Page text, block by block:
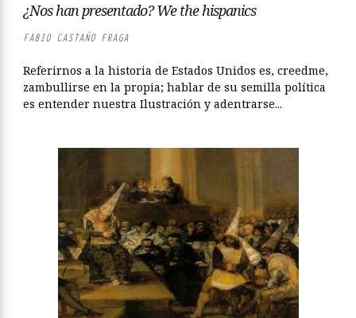
¿Nos han presentado? We the hispanics
FABIO CASTAÑO FRAGA
Referirnos a la historia de Estados Unidos es, creedme,
zambullirse en la propia; hablar de su semilla política
es entender nuestra Ilustración y adentrarse...